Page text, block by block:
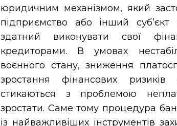
юридичним механізмом, який
підприємство або інший
здатний виконувати свої
кредиторами. В умовах
воєнного стану, зниження
зростання фінансових ризиків
стикаються з проблемою
зростати. Саме тому процедура
із найважливіших інструментів